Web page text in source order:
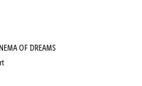
OF DREAMS